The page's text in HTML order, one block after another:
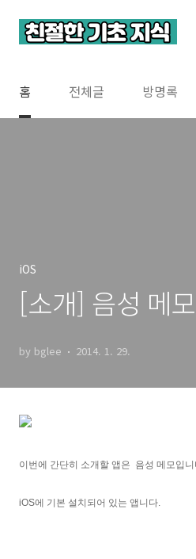
홈 전체글 방명록
iOS
[소개] 음성 메모
by bglee 2014. 1. 29.
이번에 간단히 소개할 앱은 음성 메모입니
iOS에 기본 설치되어 있는 앱니다.